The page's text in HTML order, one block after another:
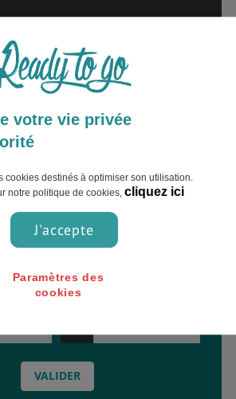
accompagné par
?
pour le contact !
votre vie privée
cookies destinés à optimiser son utilisation.
notre politique de cookies, cliquez ici
J'accepte
Paramètres des
cookies